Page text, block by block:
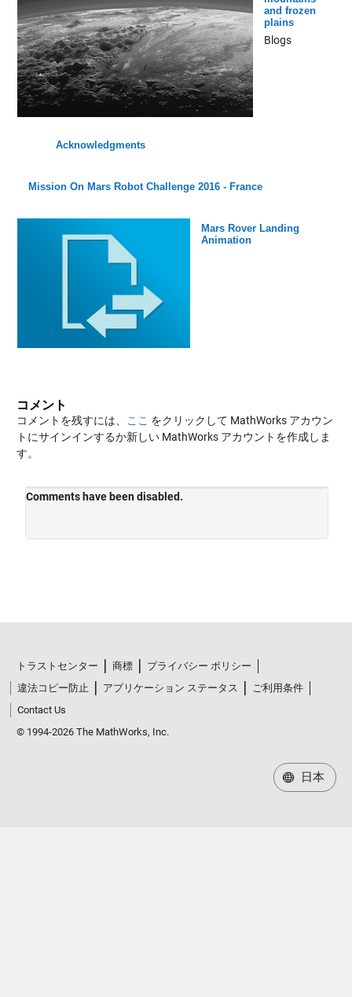
and frozen
plains
Blogs
Acknowledgments
Mission On Mars Robot Challenge 2016 - France
Mars Rover Landing
Animation
コメント
コメントを残すには、 ここ をクリックして MathWorks アカウン
トにサインインするか新しい MathWorks アカウントを作成しま
す。
トラストセンター 商標
プライバシー ポリシー
違法コピー防止
アプリケーション ステータス
ご利用条件
Contact Us
© 1994-2026 The MathWorks, Inc.
日本